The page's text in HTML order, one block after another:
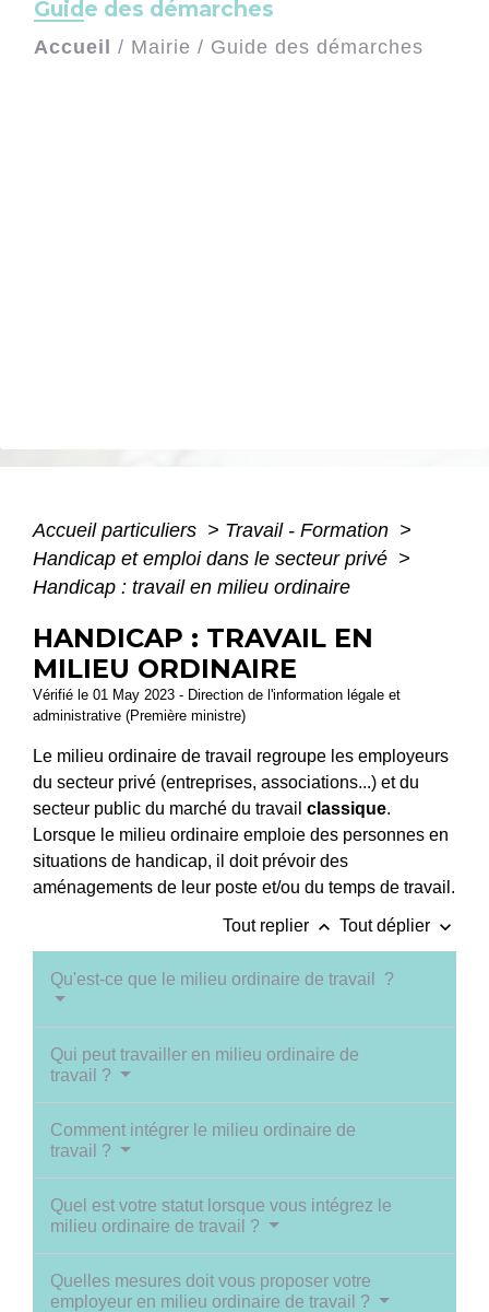
Guide des démarches
Accueil / Mairie / Guide des démarches
Accueil particuliers > Travail - Formation >
Handicap et emploi dans le secteur privé >
Handicap : travail en milieu ordinaire
HANDICAP : TRAVAIL EN
MILIEU ORDINAIRE
Vérifié le 01 May 2023 - Direction de l'information légale et
administrative (Première ministre)
Le milieu ordinaire de travail regroupe les employeurs
du secteur privé (entreprises, associations...) et du
secteur public du marché du travail classique.
Lorsque le milieu ordinaire emploie des personnes en
situations de handicap, il doit prévoir des
aménagements de leur poste et/ou du temps de travail.
Tout replier keyboard_arrow_up Tout déplier keyboard_arrow_down
Qu'est-ce que le milieu ordinaire de travail ?
Qui peut travailler en milieu ordinaire de
travail ?
Comment intégrer le milieu ordinaire de
travail ?
Quel est votre statut lorsque vous intégrez le
milieu ordinaire de travail ?
Quelles mesures doit vous proposer votre
employeur en milieu ordinaire de travail ?